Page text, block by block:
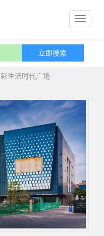
彩生活时代广场